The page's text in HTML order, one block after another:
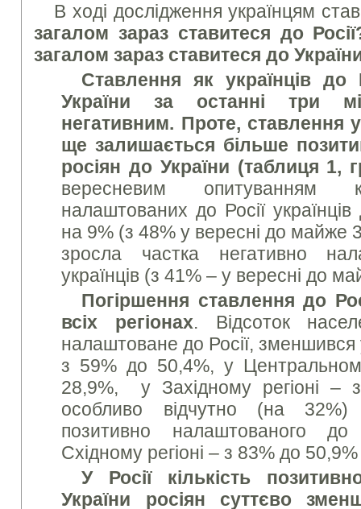
В ході дослідження українцям
загалом зараз ставитеся до
загалом зараз ставитеся до
Ставлення як українців до
України за останні три
негативним. Проте, ставлення
ще залишається більше
росіян до України (таблиця 1,
вересневим опитуванням
налаштованих до Росії
на 9% (з 48% у вересні до майже
зросла частка негативно
українців (з 41% – у вересні до
Погіршення ставлення до
всіх регіонах. Відсоток
налаштоване до Росії, зменшився
з 59% до 50,4%, у
28,9%, у Західному регіоні
особливо відчутно (на 32%)
позитивно налаштованого
Східному регіоні – з 83% до
У Росії кількість
України росіян суттєво